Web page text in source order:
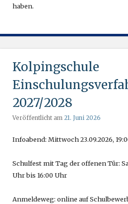
haben.
Kolpingschule
2027/2028
Veröffentlicht am 21. Juni 2026
Infoabend: Mittwoch 23.09.2026,
Schulfest mit Tag der offenen Tür:
Uhr bis 16:00 Uhr
Anmeldeweg: online auf